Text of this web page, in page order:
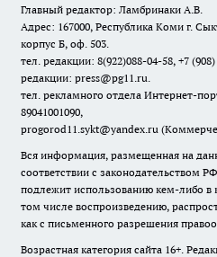
Главный редактор: Ламбринаки А.В.
Адрес: 167000, Республика Коми г.
корпус Б, оф. 503.
тел. редакции: 8(922)088-04-58, +7
редакции: press@pg11.ru.
тел. рекламного отдела Интернет-
89041001090,
progorod11.sykt@yandex.ru
Вся информация, размещенная на
соответствии с законодательством
подлежит использованию кем-либо
том числе воспроизведению,
как с письменного разрешения
Возрастная категория сайта 16+.